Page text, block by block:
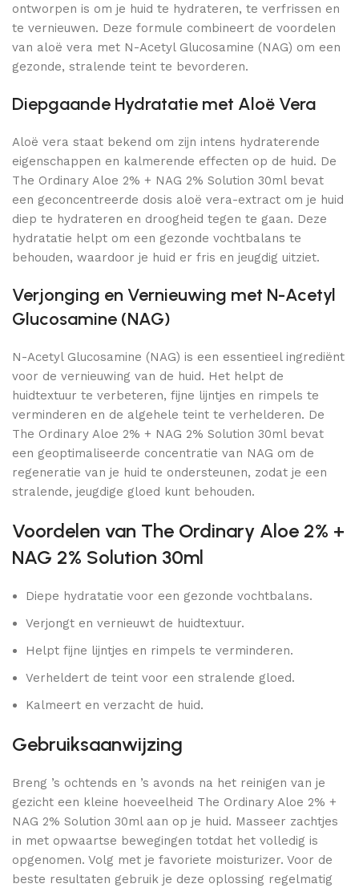
ontworpen is om je huid te hydrateren, te verfrissen en
te vernieuwen. Deze formule combineert de voordelen
van aloë vera met N-Acetyl Glucosamine (NAG) om een
gezonde, stralende teint te bevorderen.
Diepgaande Hydratatie met Aloë Vera
Aloë vera staat bekend om zijn intens hydraterende
eigenschappen en kalmerende effecten op de huid. De
The Ordinary Aloe 2% + NAG 2% Solution 30ml bevat
een geconcentreerde dosis aloë vera-extract om je huid
diep te hydrateren en droogheid tegen te gaan. Deze
hydratatie helpt om een gezonde vochtbalans te
behouden, waardoor je huid er fris en jeugdig uitziet.
Verjonging en Vernieuwing met N-Acetyl
Glucosamine (NAG)
N-Acetyl Glucosamine (NAG) is een essentieel ingrediënt
voor de vernieuwing van de huid. Het helpt de
huidtextuur te verbeteren, fijne lijntjes en rimpels te
verminderen en de algehele teint te verhelderen. De
The Ordinary Aloe 2% + NAG 2% Solution 30ml bevat
een geoptimaliseerde concentratie van NAG om de
regeneratie van je huid te ondersteunen, zodat je een
stralende, jeugdige gloed kunt behouden.
Voordelen van The Ordinary Aloe 2% +
NAG 2% Solution 30ml
Diepe hydratatie voor een gezonde vochtbalans.
Verjongt en vernieuwt de huidtextuur.
Helpt fijne lijntjes en rimpels te verminderen.
Verheldert de teint voor een stralende gloed.
Kalmeert en verzacht de huid.
Gebruiksaanwijzing
Breng ’s ochtends en ’s avonds na het reinigen van je
gezicht een kleine hoeveelheid The Ordinary Aloe 2% +
NAG 2% Solution 30ml aan op je huid. Masseer zachtjes
in met opwaartse bewegingen totdat het volledig is
opgenomen. Volg met je favoriete moisturizer. Voor de
beste resultaten gebruik je deze oplossing regelmatig